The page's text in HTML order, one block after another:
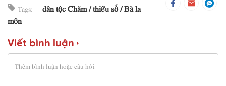
Tags: dân tộc Chăm thiểu số Bà la
môn
Viết bình luận